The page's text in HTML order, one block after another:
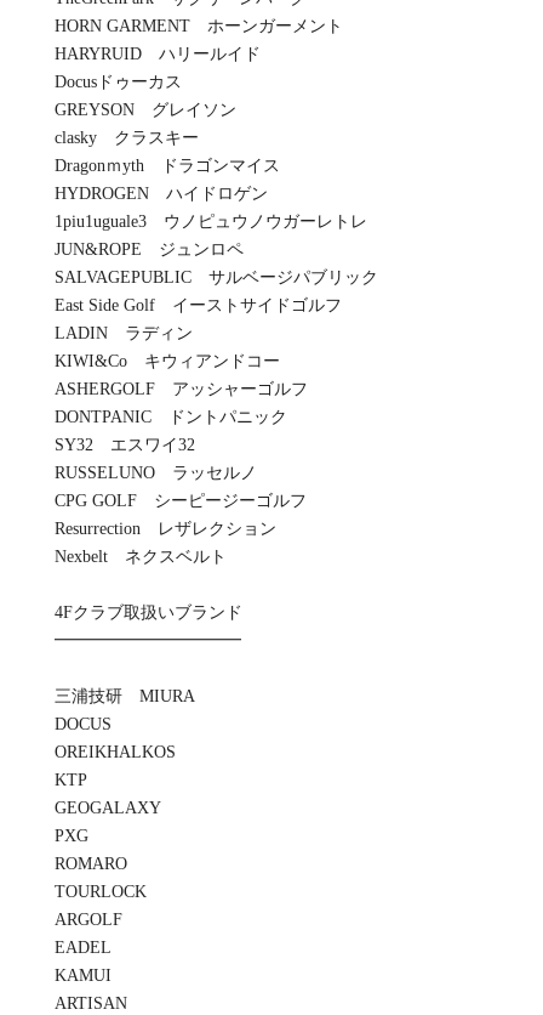
HORN GARMENT ホーンガーメント
HARYRUID ハリールイド
Docusドゥーカス
GREYSON グレイソン
clasky クラスキー
Dragonｍyth ドラゴンマイス
HYDROGEN ハイドロゲン
1piu1uguale3 ウノピュウノウガーレトレ
JUN&ROPE ジュンロペ
SALVAGEPUBLIC サルベージパブリック
East Side Golf イーストサイドゴルフ
LADIN ラディン
KIWI&Co キウィアンドコー
ASHERGOLF アッシャーゴルフ
DONTPANIC ドントパニック
SY32 エスワイ32
RUSSELUNO ラッセルノ
CPG GOLF シーピージーゴルフ
Resurrection レザレクション
Nexbelt ネクスベルト
4Fクラブ取扱いブランド
━━━━━━━━━━━
三浦技研 MIURA
DOCUS
OREIKHALKOS
KTP
GEOGALAXY
PXG
ROMARO
TOURLOCK
ARGOLF
EADEL
KAMUI
ARTISAN